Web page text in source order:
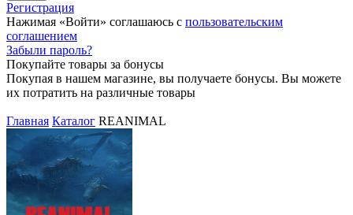
Регистрация
Нажимая «Войти» соглашаюсь с пользовательским
соглашением
Забыли пароль?
Покупайте товары за бонусы
Покупая в нашем магазине, вы получаете бонусы. Вы можете
их потратить на различные товары
Главная Каталог REANIMAL